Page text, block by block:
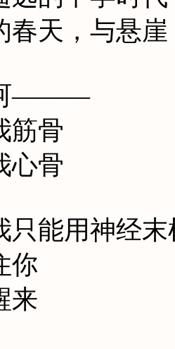
春天，与悬崖
呵———
筋骨
心骨
只能用神经末
你
来